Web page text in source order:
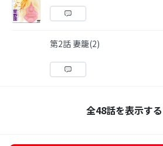
第2話 妻籠(2)
全48話を表示する